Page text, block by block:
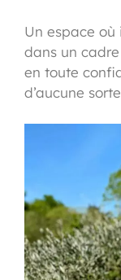
Un espace où
dans un
en toute
d’aucune